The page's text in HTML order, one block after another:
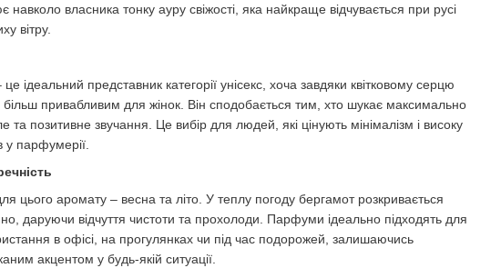
навколо власника тонку ауру свіжості, яка найкраще відчувається при русі
вітру.
ідеальний представник категорії унісекс, хоча завдяки квітковому серцю
більш привабливим для жінок. Він сподобається тим, хто шукає максимально
та позитивне звучання. Це вибір для людей, які цінують мінімалізм і високу
у парфумерії.
цього аромату – весна та літо. У теплу погоду бергамот розкривається
даруючи відчуття чистоти та прохолоди. Парфуми ідеально підходять для
в офісі, на прогулянках чи під час подорожей, залишаючись
акцентом у будь-якій ситуації.